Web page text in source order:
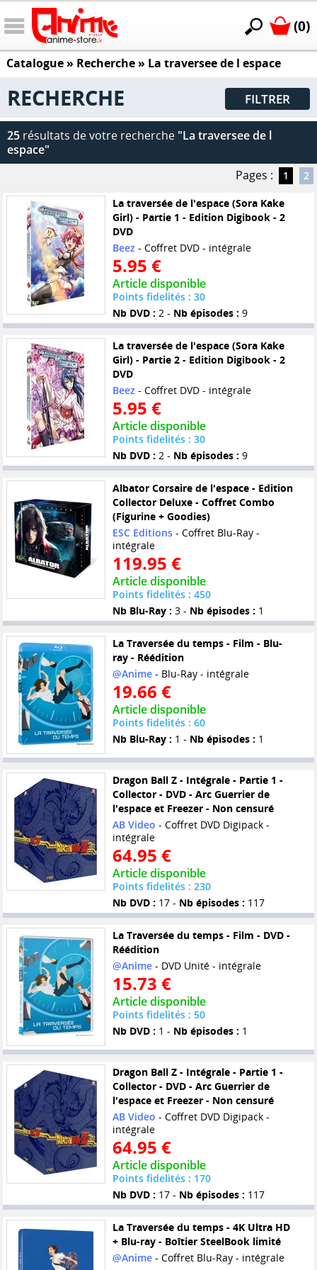
(0)
Catalogue» Recherche » La traversee de l espace
RECHERCHE FILTRER
25 résultats de votre recherche "La traversee de l
espace"
Pages :
1 2
La traversée de l'espace (Sora Kake
Girl) - Partie 1 - Edition Digibook - 2
DVD
Beez- Coffret DVD - intégrale
5.95 €
Article disponible
Points fidelités : 30
Nb DVD : 2 - Nb épisodes : 9
La traversée de l'espace (Sora Kake
Girl) - Partie 2 - Edition Digibook - 2
DVD
Beez- Coffret DVD - intégrale
5.95 €
Article disponible
Points fidelités : 30
Nb DVD : 2 - Nb épisodes : 9
Albator Corsaire de l'espace - Edition
Collector Deluxe - Coffret Combo
(Figurine + Goodies)
ESC Editions- Coffret Blu-Ray -
intégrale
119.95 €
Article disponible
Points fidelités : 450
Nb Blu-Ray : 3 - Nb épisodes : 1
La Traversée du temps - Film - Blu-
ray - Réédition
@Anime- Blu-Ray - intégrale
19.66 €
Article disponible
Points fidelités : 60
Nb Blu-Ray : 1 - Nb épisodes : 1
Dragon Ball Z - Intégrale - Partie 1 -
Collector - DVD - Arc Guerrier de
l'espace et Freezer - Non censuré
AB Video - Coffret DVD Digipack -
intégrale
64.95 €
Article disponible
Points fidelités : 230
Nb DVD : 17 - Nb épisodes : 117
La Traversée du temps - Film - DVD -
Réédition
@Anime- DVD Unité - intégrale
15.73 €
Article disponible
Points fidelités : 50
Nb DVD : 1 - Nb épisodes : 1
Dragon Ball Z - Intégrale - Partie 1 -
Collector - DVD - Arc Guerrier de
l'espace et Freezer - Non censuré
AB Video - Coffret DVD Digipack -
intégrale
64.95 €
Article disponible
Points fidelités : 170
Nb DVD : 17 - Nb épisodes : 117
La Traversée du temps - 4K Ultra HD
+ Blu-ray - Boîtier SteelBook limité
@Anime- Coffret Blu-Ray - intégrale